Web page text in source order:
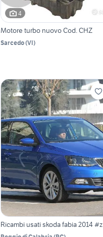
4
Motore turbo nuovo Cod. CHZ
Sarcedo(VI)
Ricambi usati skoda fabia 2014 #z